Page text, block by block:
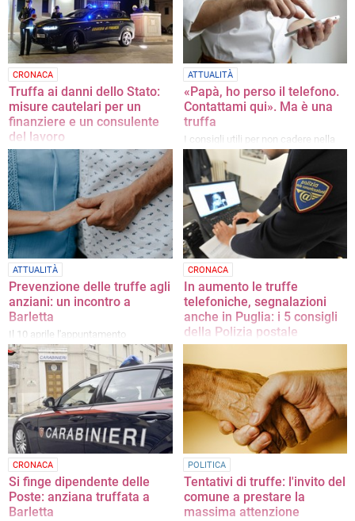
CRONACA
Truffa ai danni dello Stato:
misure cautelari per un
finanziere e un consulente
del lavoro
Le indagini condotte dalla Guardia di
Finanza della BAT
ATTUALITÀ
«Papà, ho perso il telefono.
Contattami qui». Ma è una
truffa
I consigli utili per non cadere nella
trappola
ATTUALITÀ
Prevenzione delle truffe agli
anziani: un incontro a
Barletta
Il 10 aprile l'appuntamento
promosso da Uil Pensionati Puglia
CRONACA
In aumento le truffe
telefoniche, segnalazioni
anche in Puglia: i 5 consigli
della Polizia postale
voce registrata che recita «Salve,
abbiamo ricevuto il tuo curriculum»
CRONACA
Si finge dipendente delle
Poste: anziana truffata a
Barletta
POLITICA
Tentativi di truffe: l'invito del
comune a prestare la
massima attenzione